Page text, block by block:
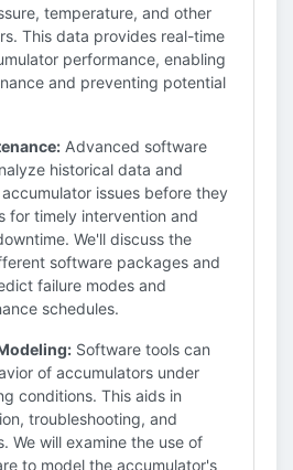
temperature, and other
This data provides real-time
performance, enabling
and preventing potential
Advanced software
historical data and
issues before they
for timely intervention and
We'll discuss the
software packages and
failure modes and
schedules.
Software tools can
of accumulators under
conditions. This aids in
troubleshooting, and
We will examine the use of
to model the accumulator's